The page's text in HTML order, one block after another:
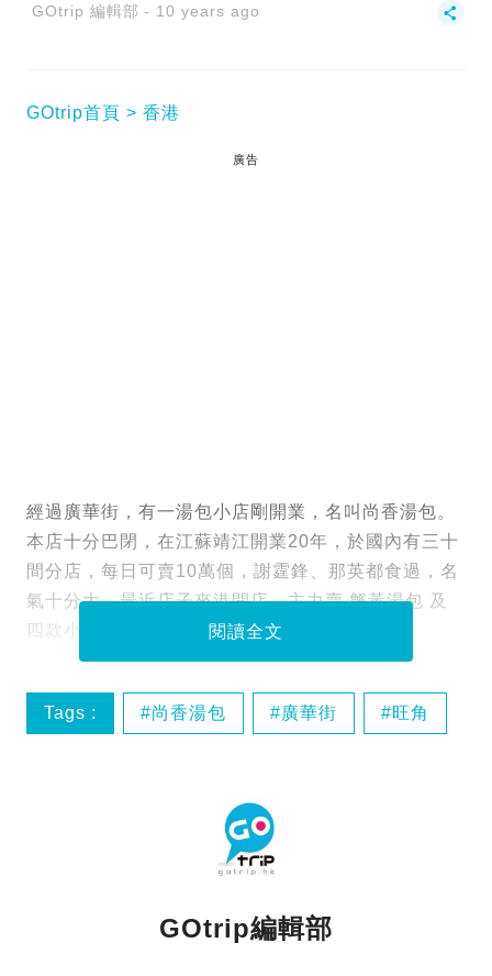
GOtrip 編輯部 10 years ago
GOtrip首頁 香港
廣告
經過廣華街，有一湯包小店剛開業，名叫尚香湯包。
本店十分巴閉，在江蘇靖江開業20年，於國內有三十
間分店，每日可賣10萬個，謝霆鋒、那英都食過，名
氣十分大。最近店子來港開店，主力賣 蟹黃湯包 及
四款小吃，即睇湯包有幾好食！
閱讀全文
Tags : 尚香湯包 廣華街 旺角
GOtrip編輯部